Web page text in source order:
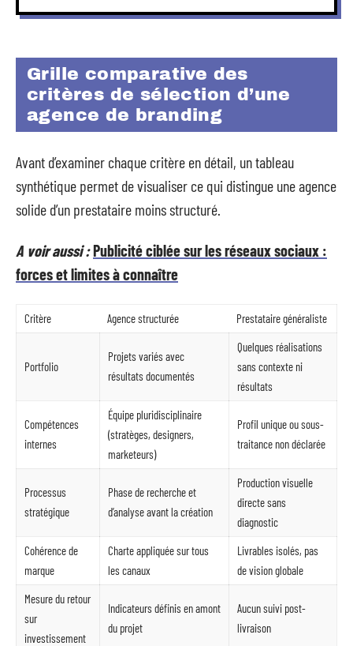
Grille comparative des
critères de sélection d’une
agence de branding
Avant d’examiner chaque critère en détail, un tableau
synthétique permet de visualiser ce qui distingue une agence
solide d’un prestataire moins structuré.
A voir aussi :Publicité ciblée sur les réseaux sociaux :
forces et limites à connaître
Critère Agence structurée Prestataire généraliste
Portfolio
Projets variés avec
résultats documentés
Quelques réalisations
sans contexte ni
résultats
Compétences
internes
Équipe pluridisciplinaire
(stratèges, designers,
marketeurs)
Profil unique ou sous-
traitance non déclarée
Processus
stratégique
Phase de recherche et
d’analyse avant la création
Production visuelle
directe sans
diagnostic
Cohérence de
marque
Charte appliquée sur tous
les canaux
Livrables isolés, pas
de vision globale
Mesure du retour
sur
investissement
Indicateurs définis en amont
du projet
Aucun suivi post-
livraison